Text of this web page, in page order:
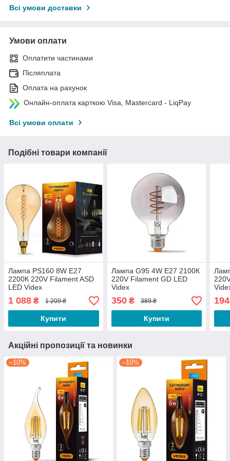
Всі умови доставки
Умови оплати
Оплатити частинами
Післяплата
Оплата на рахунок
Онлайн-оплата карткою Visa, Mastercard - LiqPay
Всі умови оплати
Подібні товари компанії
Лампа PS160 8W E27
2200К 220V Filament ASD
LED Videx
1 088 ₴ 1 209 ₴
Купити
Лампа G95 4W E27 2100К
220V Filament GD LED
Videx
350₴ 389 ₴
Купити
194
Акційні пропозиції та новинки
–10% –10%